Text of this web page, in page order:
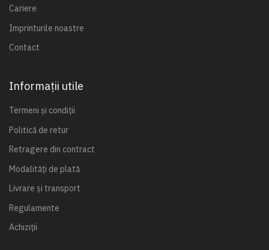
Cariere
Imprinturile noastre
Contact
Informații utile
Termeni și condiții
Politică de retur
Retragere din contract
Modalități de plată
Livrare și transport
Regulamente
Achiziții